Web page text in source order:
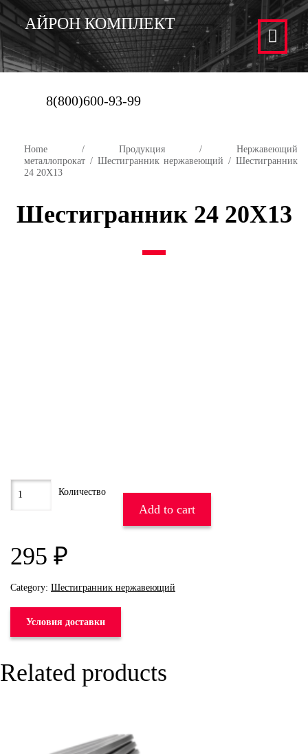
АЙРОН КОМПЛЕКТ
8(800)600-93-99
Home / Продукция / Нержавеющий
металлопрокат / Шестигранник нержавеющий / Шестигранник
24 20Х13
Шестигранник 24 20Х13
295 ₽
Add to cart
Category: Шестигранник нержавеющий
Условия доставки
Related products